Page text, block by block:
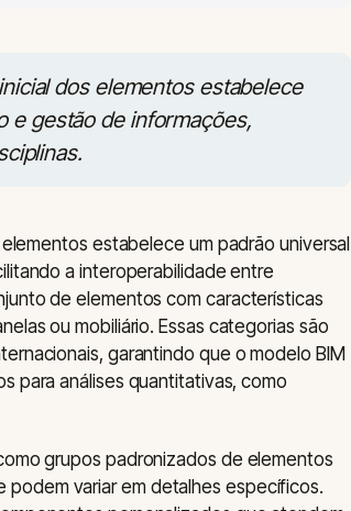
dos elementos estabelece
e gestão de informações,
estabelece um padrão universal
a interoperabilidade entre
de elementos com características
ou mobiliário. Essas categorias são
garantindo que o modelo BIM
para análises quantitativas, como
grupos padronizados de elementos
podem variar em detalhes específicos.